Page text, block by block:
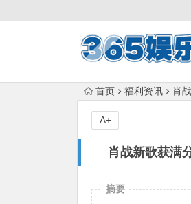
首页 福利资讯 肖
肖战新歌获满
A+
摘要